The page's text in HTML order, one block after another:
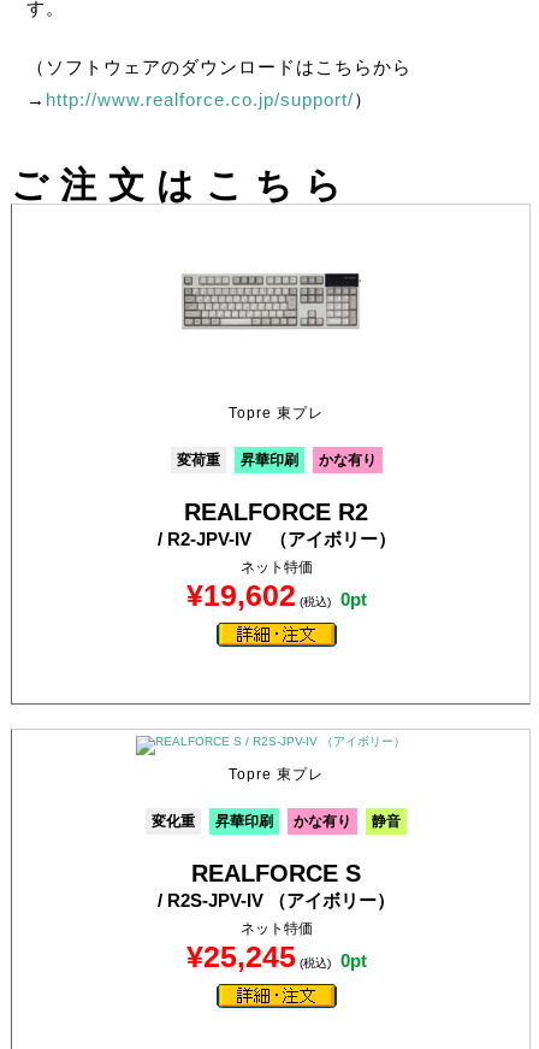
す。
（ソフトウェアのダウンロードはこちらから
→ http://www.realforce.co.jp/support/）
ご注文はこちら
Topre 東プレ
変荷重 昇華印刷 かな有り
REALFORCE R2
/ R2-JPV-IV （アイボリー）
ネット特価
¥19,602 (税込) 0pt
Topre 東プレ
変化重 昇華印刷 かな有り 静音
REALFORCE S
/ R2S-JPV-IV （アイボリー）
ネット特価
¥25,245 (税込) 0pt